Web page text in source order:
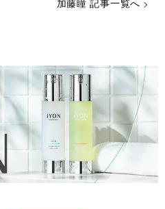
加藤瞳 記事一覧へ